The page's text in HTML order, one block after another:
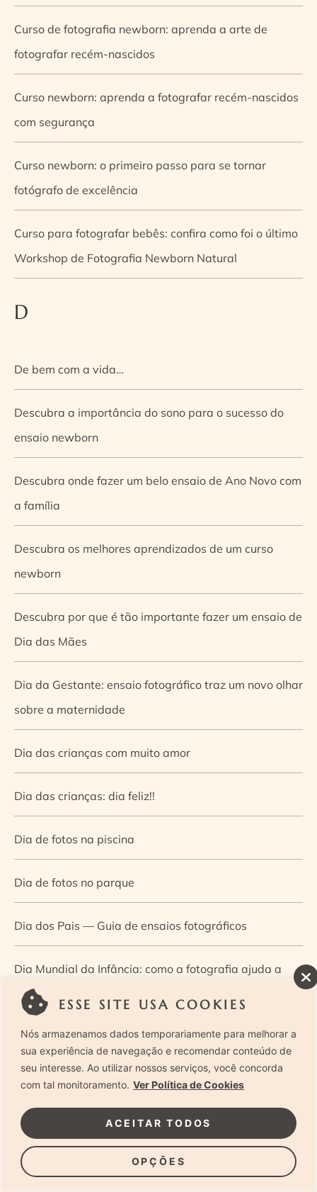
ESSE SITE USA COOKIES
Nós armazenamos dados temporariamente para melhorar a
sua experiência de navegação e recomendar conteúdo de
seu interesse. Ao utilizar nossos serviços, você concorda
com tal monitoramento. Ver Política de Cookies
OPÇÕES
ACEITAR TODOS
Curso de fotografia newborn: aprenda a arte de
fotografar recém-nascidos
Curso newborn: aprenda a fotografar recém-nascidos
com segurança
Curso newborn: o primeiro passo para se tornar
fotógrafo de excelência
Curso para fotografar bebês: confira como foi o último
Workshop de Fotografia Newborn Natural
D
De bem com a vida…
Descubra a importância do sono para o sucesso do
ensaio newborn
Descubra onde fazer um belo ensaio de Ano Novo com
a família
Descubra os melhores aprendizados de um curso
newborn
Descubra por que é tão importante fazer um ensaio de
Dia das Mães
Dia da Gestante: ensaio fotográfico traz um novo olhar
sobre a maternidade
Dia das crianças com muito amor
Dia das crianças: dia feliz!!
Dia de fotos na piscina
Dia de fotos no parque
Dia dos Pais — Guia de ensaios fotográficos
Dia Mundial da Infância: como a fotografia ajuda a
construir a memória e a identidade da criança
Diário de uma grávida e sua pequena
Dica de especialista: como otimizar o fluxo de trabalho
no ensaio newborn?
Dica de especialista: qual o melhor guia de poses para
fotografia newborn?